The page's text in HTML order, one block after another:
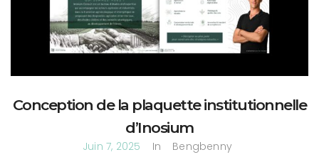
Conception de la plaquette institutionnelle
d’Inosium
Juin 7, 2025 In Bengbenny